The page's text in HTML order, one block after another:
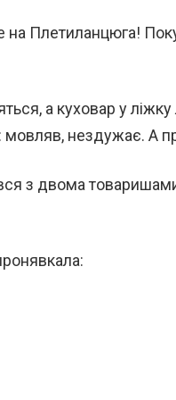
Плетиланцюга!
а куховар у
мовляв, нездужає. А
з двома